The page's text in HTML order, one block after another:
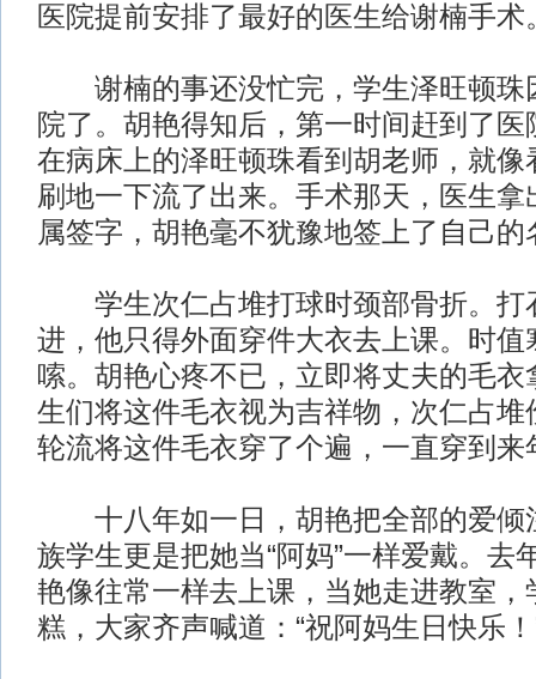
医院提前安排了最好的医生给谢楠手术
谢楠的事还没忙完，学生泽旺顿珠
院了。胡艳得知后，第一时间赶到了
在病床上的泽旺顿珠看到胡老师，就像
刷地一下流了出来。手术那天，医生
属签字，胡艳毫不犹豫地签上了自己的
学生次仁占堆打球时颈部骨折。打
进，他只得外面穿件大衣去上课。时值
嗦。胡艳心疼不已，立即将丈夫的毛衣
生们将这件毛衣视为吉祥物，次仁占堆
轮流将这件毛衣穿了个遍，一直穿到来
十八年如一日，胡艳把全部的爱倾
族学生更是把她当“阿妈”一样爱戴。去
艳像往常一样去上课，当她走进教室，
糕，大家齐声喊道：“祝阿妈生日快乐！